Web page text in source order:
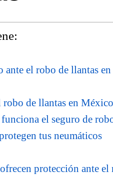
ante el robo de llantas
robo de llantas en México
el seguro de
tus neumáticos
protección ante